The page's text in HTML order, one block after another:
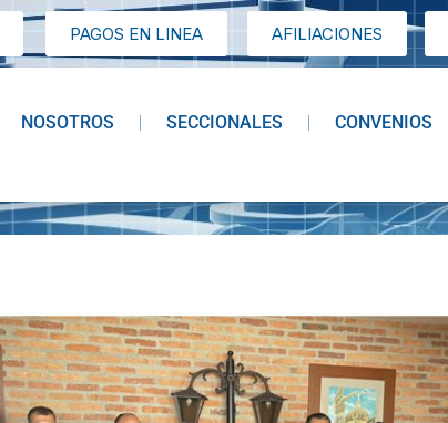
PAGOS EN LINEA AFILIACIONES
NOSOTROS SECCIONALES CONVENIOS